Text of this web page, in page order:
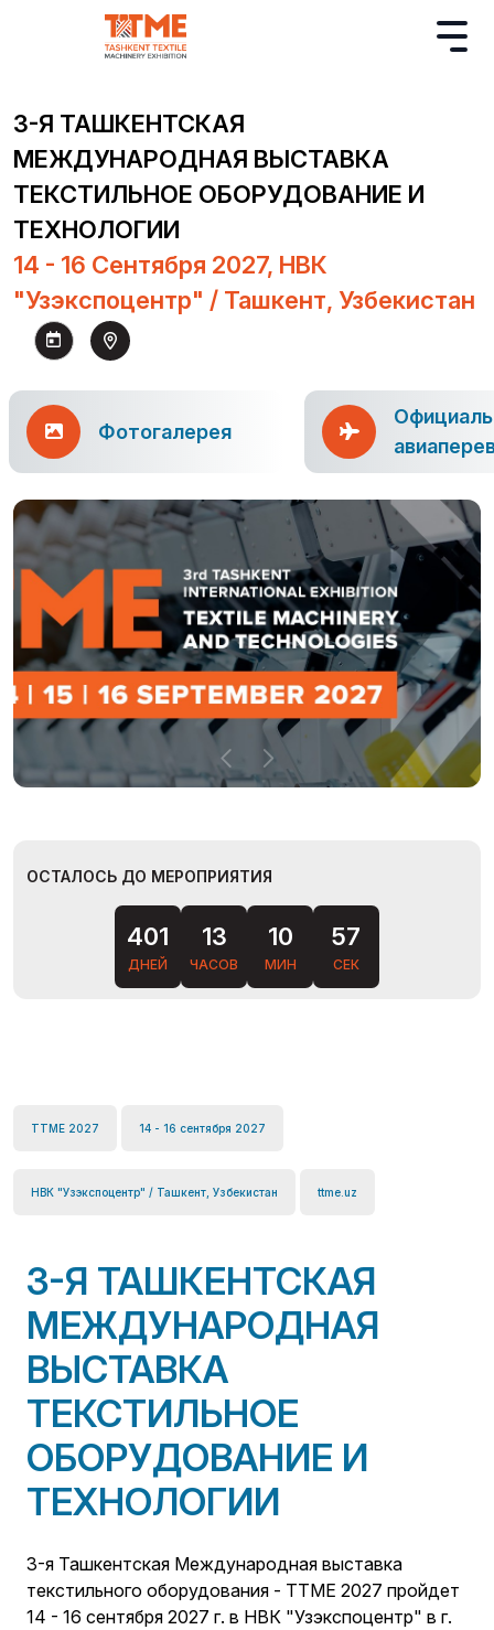
3-Я ТАШКЕНТСКАЯ
МЕЖДУНАРОДНАЯ ВЫСТАВКА
ТЕКСТИЛЬНОЕ ОБОРУДОВАНИЕ И
ТЕХНОЛОГИИ
14 - 16 Сентября 2027, НВК
"Узэкспоцентр" / Ташкент, Узбекистан
Фотогалерея
ОСТАЛОСЬ ДО МЕРОПРИЯТИЯ
401
ДНЕЙ
13
ЧАСОВ
10
МИН
56
СЕК
TTME 2027 14 - 16 сентября 2027
НВК "Узэкспоцентр" / Ташкент, Узбекистан ttme.uz
3-Я ТАШКЕНТСКАЯ
МЕЖДУНАРОДНАЯ
ВЫСТАВКА
ТЕКСТИЛЬНОЕ
ОБОРУДОВАНИЕ И
ТЕХНОЛОГИИ
3-я Ташкентская Международная выставка
текстильного оборудования - TTME 2027 пройдет
14 - 16 сентября 2027 г. в НВК "Узэкспоцентр" в г.